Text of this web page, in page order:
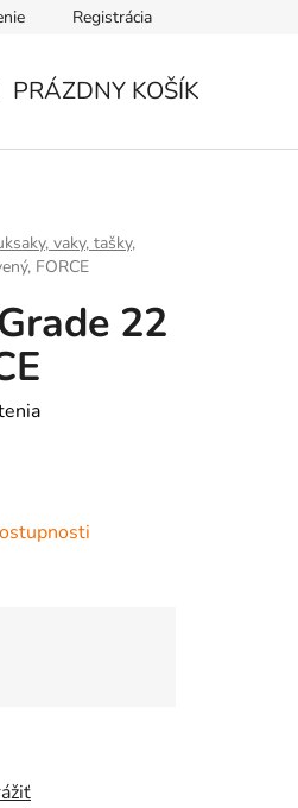
Registrácia
PRÁZDNY KOŠÍK
vaky, tašky,
FORCE
22